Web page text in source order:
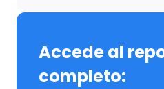
Accede al
completo: